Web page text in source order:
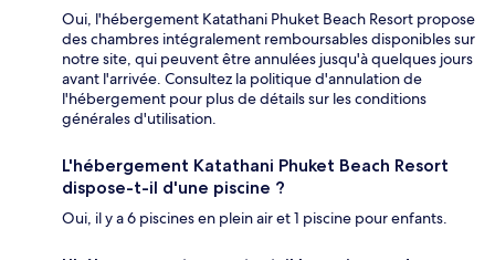
Oui, l'hébergement Katathani Phuket Beach Resort propose
des chambres intégralement remboursables disponibles sur
notre site, qui peuvent être annulées jusqu'à quelques jours
avant l'arrivée. Consultez la politique d'annulation de
l'hébergement pour plus de détails sur les conditions
générales d'utilisation.
L'hébergement Katathani Phuket Beach Resort
dispose-t-il d'une piscine ?
Oui, il y a 6 piscines en plein air et 1 piscine pour enfants.